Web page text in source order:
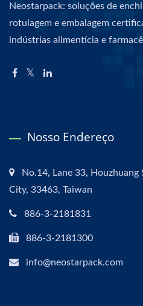
Neostarpack: soluções de
rotulagem e embalagem
indústrias alimentícia e
Nosso Endereço
No.14, Lane 33,
City, 33463, Taiwan
886-3-2181831
886-3-2181300
info@neostarpack.com